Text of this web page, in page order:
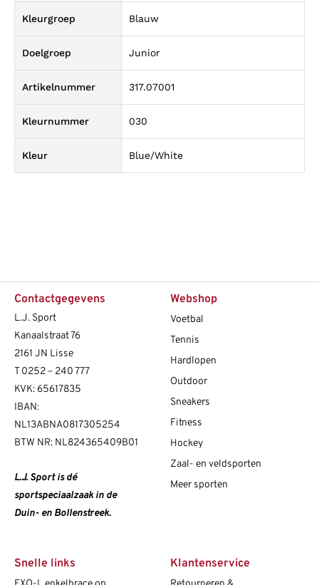
Kleurgroep Blauw
Doelgroep Junior
Artikelnummer 317.07001
Kleurnummer 030
Kleur Blue/White
Contactgegevens
L.J. Sport
Kanaalstraat 76
2161 JN Lisse
T 0252 – 240 777
KVK: 65617835
IBAN:
NL13ABNA0817305254
BTW NR: NL824365409B01
L.J. Sport is dé
sportspeciaalzaak in de
Duin- en Bollenstreek.
Webshop
Voetbal
Tennis
Hardlopen
Outdoor
Sneakers
Fitness
Hockey
Zaal- en veldsporten
Meer sporten
Snelle links Klantenservice